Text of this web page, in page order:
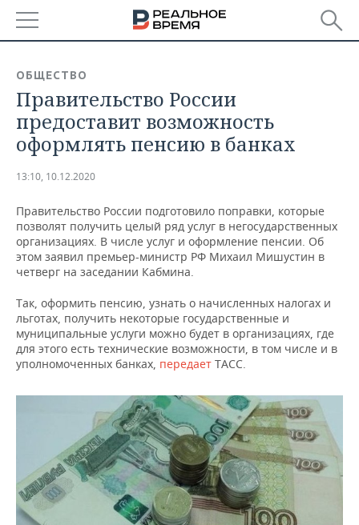
БАШКОРТОСТАН
ТАТАРСТАН
НОВОСТИ
АНАЛИТИКА
ДЕКЛАРАЦИИ О ДОХОДАХ
КОРОЛИ ГОСЗАКАЗА ПФО
ВУЗЫ ТАТАРСТАНА
КОМУ ПРИНАДЛЕЖАТ
ТОРГОВЫЕ ЦЕНТРЫ
ТАТАРСТАНА
НОВОСТИ ЭКОНОМИКИ
ФИНАНСЫ
БАНКИ
БЮДЖЕТ
ИНВЕСТИЦИИ
ПРОМЫШЛЕННОСТЬ
НОВОСТИ
ПРОМЫШЛЕННОСТИ
МАШИНОСТРОЕНИЕ
НЕФТЕХИМИЯ
НЕФТЬ
ЭНЕРГЕТИКА
НЕДВИЖИМОСТЬ
НОВОСТИ НЕДВИЖИМОСТИ
АВТО
НОВОСТИ АВТО
БИЗНЕС
НОВОСТИ БИЗНЕСА
ТРАНСПОРТ
УСЛУГИ
ТЕХНОЛОГИИ
МЕДИА
ТЕЛЕКОММУНИКАЦИИ
НОВОСТИ МЕРОПРИЯТИЙ
ВЫЕЗДНАЯ РЕДАКЦИЯ
БИЗНЕС-БРАНЧИ
НОВОСТИ СПОРТА
ФУТБОЛ
ОБЩЕСТВО
НОВОСТИ ОБЩЕСТВА
ФОТОГАЛЕРЕЯ
ОБЩЕСТВО
Правительство России
предоставит возможность
оформлять пенсию в банках
13:10, 10.12.2020
Правительство России подготовило поправки, которые
позволят получить целый ряд услуг в негосударственных
организациях. В числе услуг и оформление пенсии. Об
этом заявил премьер-министр РФ Михаил Мишустин в
четверг на заседании Кабмина.
Так, оформить пенсию, узнать о начисленных налогах и
льготах, получить некоторые государственные и
муниципальные услуги можно будет в организациях, где
для этого есть технические возможности, в том числе и в
уполномоченных банках, передает ТАСС.